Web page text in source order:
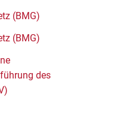
(BMG)
(BMG)
des